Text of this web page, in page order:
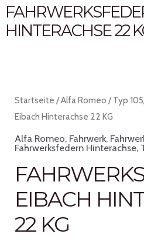
HINTERACHSE 22
Startseite /Alfa Romeo / Typ
Eibach Hinterachse 22 KG
Alfa Romeo, Fahrwerk,
Fahrwerksfedern Hinterachse,
EIBACH
22 KG